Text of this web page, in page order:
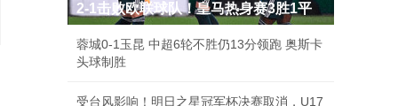
2-1击败欧联球队！皇马热身赛3胜1平
蓉城0-1玉昆 中超6轮不胜仍13分领跑 奥斯卡
头球制胜
受台风影响！明日之星冠军杯决赛取消，U17